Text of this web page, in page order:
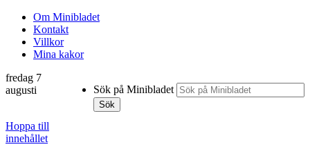
Om Minibladet
Kontakt
Villkor
Mina kakor
Sök på Minibladet
Sök
fredag 7
augusti
Hoppa till
innehållet